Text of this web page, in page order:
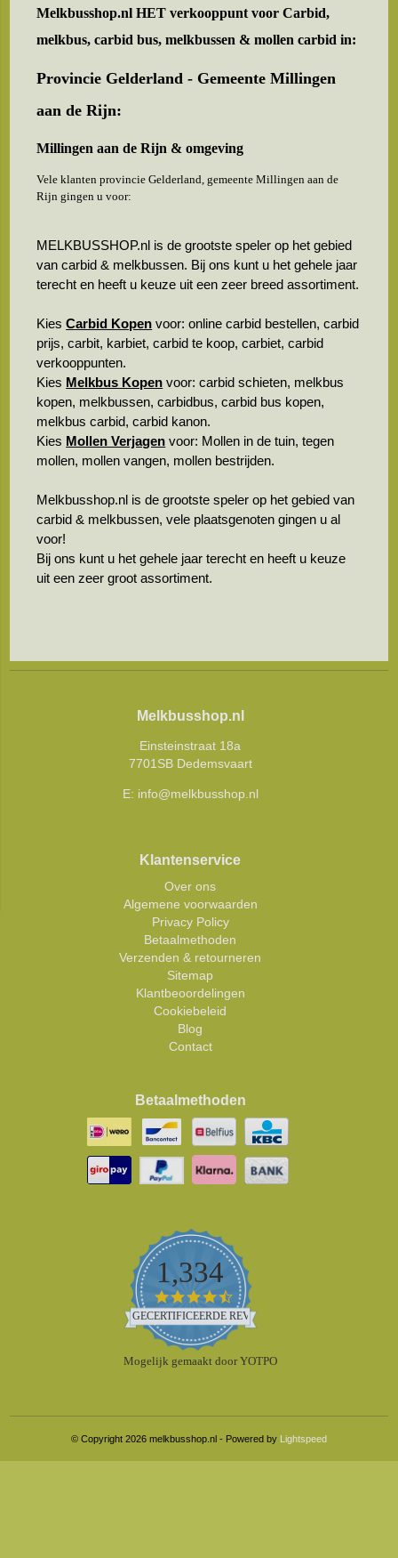
Melkbusshop.nl HET verkooppunt voorCarbid,
melkbus, carbid bus, melkbussen & mollen carbid in:
Provincie Gelderland - Gemeente Millingen
aan de Rijn:
Millingen aan de Rijn & omgeving
Vele klanten provincie Gelderland, gemeente Millingen aan de
Rijn gingen u voor:
MELKBUSSHOP.nl is de grootste speler op het gebied
van carbid & melkbussen. Bij ons kunt u het gehele jaar
terecht en heeft u keuze uit een zeer breed assortiment.
KiesCarbid Kopen voor: online carbid bestellen, carbid
prijs, carbit, karbiet, carbid te koop, carbiet, carbid
verkooppunten.
Kies Melkbus Kopen voor: carbid schieten, melkbus
kopen, melkbussen, carbidbus, carbid bus kopen,
melkbus carbid, carbid kanon.
Kies Mollen Verjagen voor: Mollen in de tuin, tegen
mollen, mollen vangen, mollen bestrijden.
Melkbusshop.nl is de grootste speler op het gebied van
carbid & melkbussen, vele plaatsgenoten gingen u al
voor!
Bij ons kunt u het gehele jaar terecht en heeft u keuze
uit een zeer groot assortiment.
Melkbusshop.nl
Einsteinstraat 18a
7701SB Dedemsvaart
E: info@melkbusshop.nl
Klantenservice
Over ons
Algemene voorwaarden
Privacy Policy
Betaalmethoden
Verzenden & retourneren
Sitemap
Klantbeoordelingen
Cookiebeleid
Blog
Contact
Betaalmethoden
1,334
4.5
star
rating
GECERTIFICEERDE REVIEWS
Mogelijk gemaakt door YOTPO
© Copyright 2026 melkbusshop.nl - Powered by Lightspeed